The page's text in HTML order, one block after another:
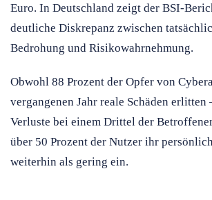
Euro. In Deutschland zeigt der BSI-
deutliche Diskrepanz zwischen
Bedrohung und Risikowahrnehmung.
Obwohl 88 Prozent der Opfer von
vergangenen Jahr reale Schäden
Verluste bei einem Drittel der
über 50 Prozent der Nutzer ihr
weiterhin als gering ein.